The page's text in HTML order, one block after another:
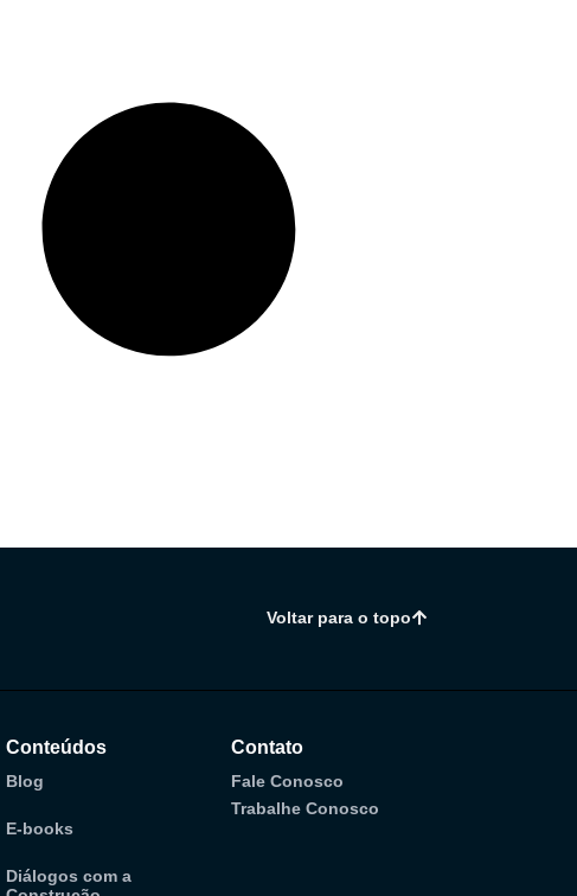
Voltar para o topo
Conteúdos
Blog
E-books
Diálogos com a
Contato
Fale Conosco
Trabalhe Conosco